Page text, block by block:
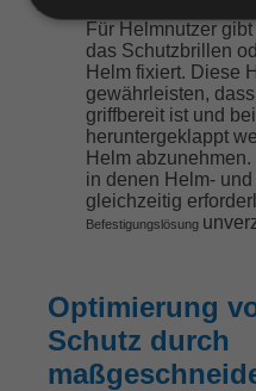
Für Helmnutzer
das Schutzbrillen
Helm fixiert. Diese
gewährleisten,
griffbereit ist und
heruntergeklappt
Helm
in denen Helm-
gleichzeitig
Befestigungslösung
Optimierung
Schutz durch